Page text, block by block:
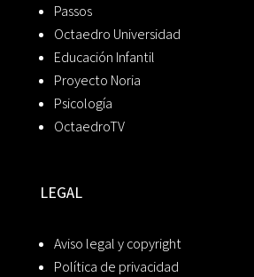
Passos
Octaedro Universidad
Educación Infantil
Proyecto Noria
Psicología
OctaedroTV
LEGAL
Aviso legal y copyright
Política de privacidad